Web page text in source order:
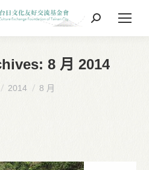
Search:
8 月 2014
here:
2014 8 月